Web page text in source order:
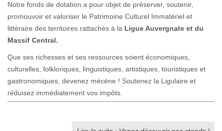
Notre fonds de dotation a pour objet de préserver, soutenir,
promouvoir et valoriser le Patrimoine Culturel Immatériel et
littéraire des territoires rattachés à la Ligue Auvergnate et du
Massif Central.
Que ses richesses et ses ressources soient économiques,
culturelles, folkloriques, linguistiques, artistiques, touristiques et
gastronomiques, devenez mécène ! Soutenez la Ligulaire et
réduisez immédiatement vos impôts.